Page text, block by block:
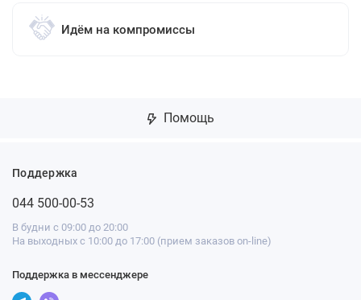
Идём на компромиссы
Помощь
Поддержка
044 500-00-53
В будни с 09:00 до 20:00
На выходных с 10:00 до 17:00 (прием заказов on-line)
Поддержка в мессенджере